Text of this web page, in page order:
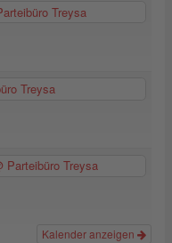
Treysa
Treysa
Parteibüro Treysa
Kalender anzeigen